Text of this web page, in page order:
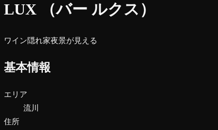
LUX （バー ルクス）
ワイン隠れ家夜景が見える
基本情報
エリア
流川
住所